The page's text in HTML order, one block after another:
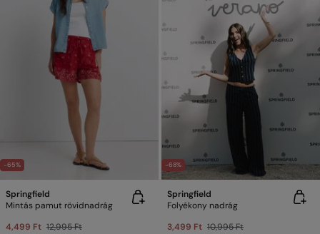
-65%
Springfield
Mintás pamut rövidnadrág
4,499 Ft 12,995 Ft
-68%
Springfield
Folyékony nadrág
3,499 Ft 10,995 Ft